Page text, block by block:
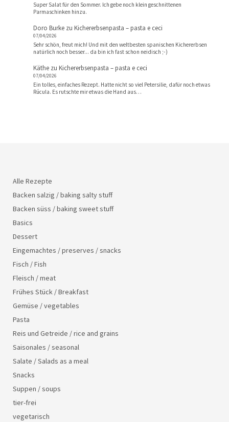
Super Salat für den Sommer. Ich gebe noch klein geschnittenen
Parmaschinken hinzu.
Doro Burke zu Kichererbsenpasta – pasta e ceci
07/04/2026
Sehr schön, freut mich! Und mit den weltbesten spanischen Kichererbsen
natürlich noch besser... da bin ich fast schon neidisch ;-)
Käthe zu Kichererbsenpasta – pasta e ceci
07/04/2026
Ein tolles, einfaches Rezept. Hatte nicht so viel Petersilie, dafür noch etwas
Rúcula. Es rutschte mir etwas die Hand aus…
Alle Rezepte
Backen salzig / baking salty stuff
Backen süss / baking sweet stuff
Basics
Dessert
Eingemachtes / preserves / snacks
Fisch / Fish
Fleisch / meat
Frühes Stück / Breakfast
Gemüse / vegetables
Pasta
Reis und Getreide / rice and grains
Saisonales / seasonal
Salate / Salads as a meal
Snacks
Suppen / soups
tier-frei
vegetarisch